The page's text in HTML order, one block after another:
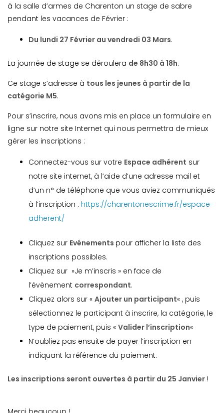
à la salle d’armes de Charenton un stage de sabre
pendant les vacances de Février :
Du lundi 27 Février au vendredi 03 Mars.
La journée de stage se déroulera de 8h30 à 18h.
Ce stage s’adresse à tous les jeunes à partir de la
catégorie M5.
Pour s’inscrire, nous avons mis en place un formulaire en
ligne sur notre site Internet qui nous permettra de mieux
gérer les inscriptions :
Connectez-vous sur votre Espace adhérent sur
notre site internet, à l’aide d’une adresse mail et
d’un n° de téléphone que vous aviez communiqués
à l’inscription : https://charentonescrime.fr/espace-
adherent/
Cliquez sur Evénements pour afficher la liste des
inscriptions possibles.
Cliquez sur »Je m’inscris » en face de
l’évènement correspondant.
Cliquez alors sur «Ajouter un participant« , puis
sélectionnez le participant à inscrire, la catégorie, le
type de paiement, puis «Valider l’inscription«
N’oubliez pas ensuite de payer l’inscription en
indiquant la référence du paiement.
Les inscriptions seront ouvertes à partir du 25 Janvier !